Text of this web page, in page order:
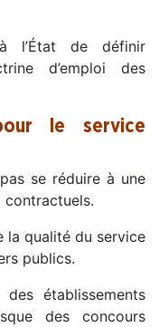
l’État de définir
d’emploi des
le service
se réduire à une
la qualité du service
publics.
établissements
des concours